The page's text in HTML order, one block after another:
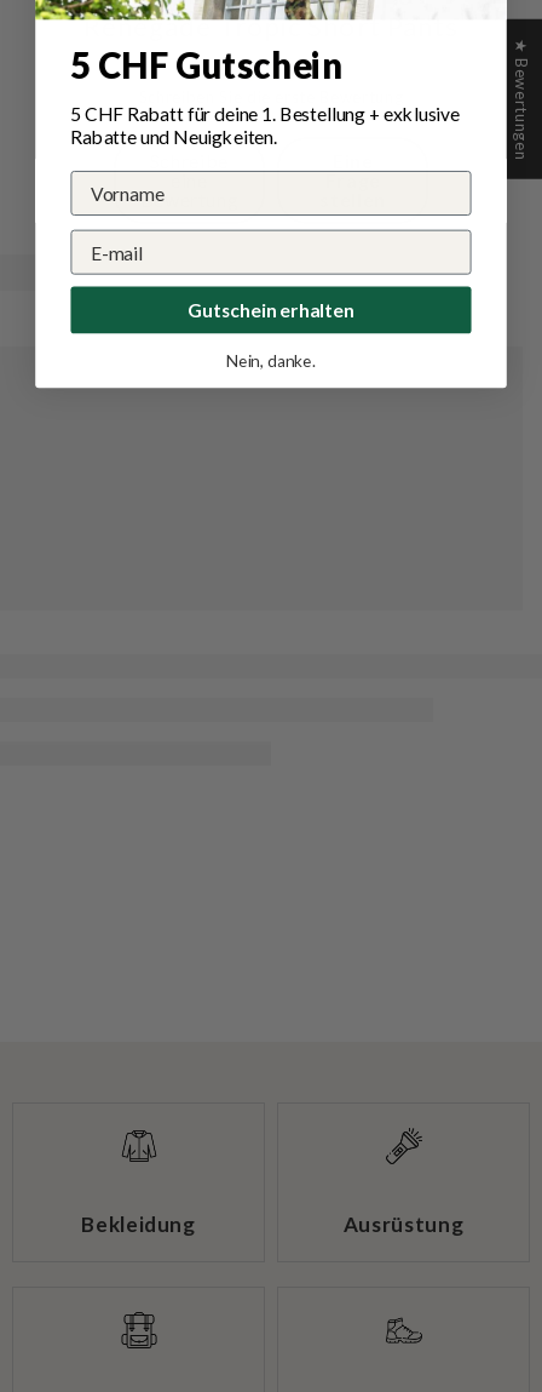
Renegade Tropic Short Pants
Bewertung
Bekleidung Ausrüstung
★ Bewertungen
5 CHF Gutschein
5 CHF Rabatt für deine 1. Bestellung+ exklusive
Rabatte und Neuigkeiten.
Gutschein erhalten
Nein, danke.